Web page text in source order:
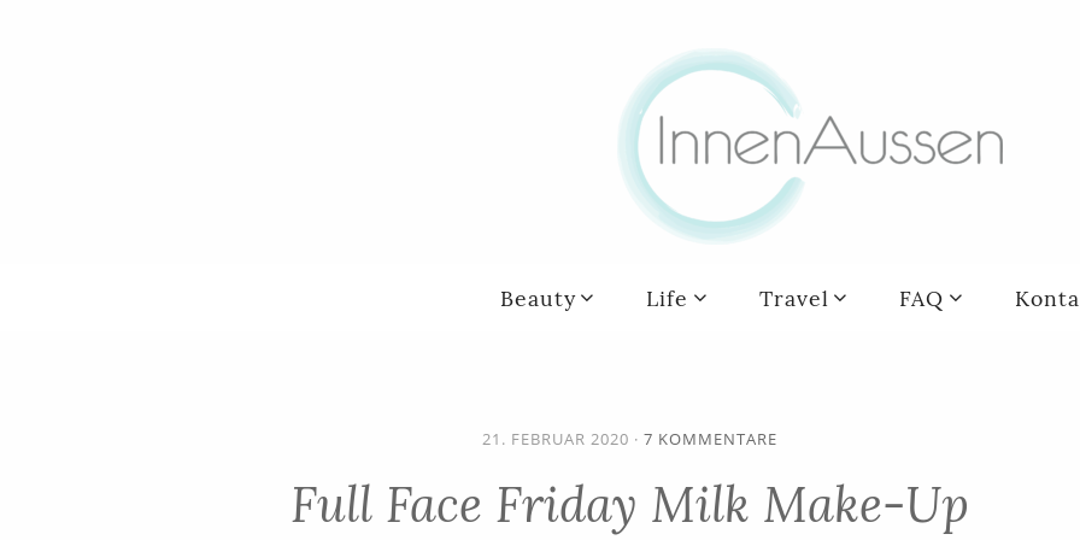
Beauty Life Travel FAQ
21. FEBRUAR 2020 · 7 KOMMENTARE
Full Face Friday Milk Make-Up